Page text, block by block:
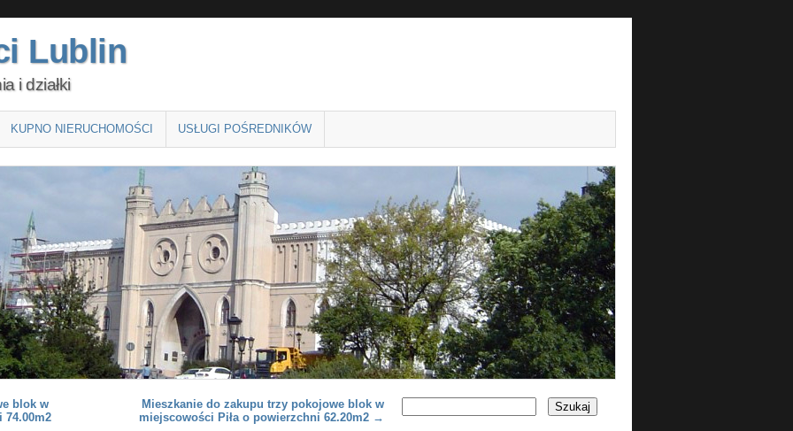
Lublin
i działki
KUPNO NIERUCHOMOŚCI USŁUGI POŚREDNIKÓW
blok w
Mieszkanie do zakupu trzy pokojowe blok w
miejscowości Piła o powierzchni 62.20m2 →